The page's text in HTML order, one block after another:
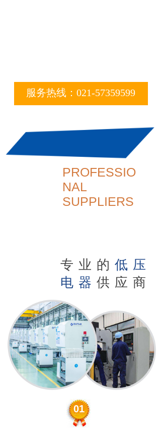
服务热线： 021-57359599
专业的 低压
电器 供应商
PROFESSIO
NAL
SUPPLIERS
01